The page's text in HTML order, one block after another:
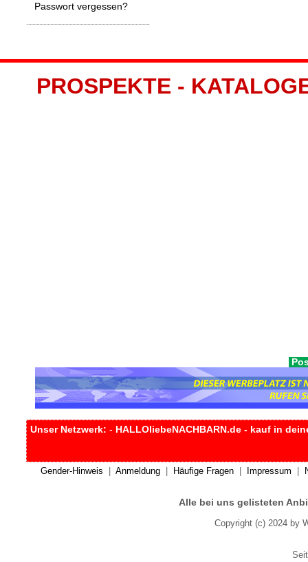
Passwort vergessen?
PROSPEKTE -
Unser Netzwerk: - HALLOliebeNACHBARN.de - kauf in
Gender-Hinweis Anmeldung| Häufige Fragen| Impressum
Alle bei uns gelisteten
Copyright (c) 2024 by